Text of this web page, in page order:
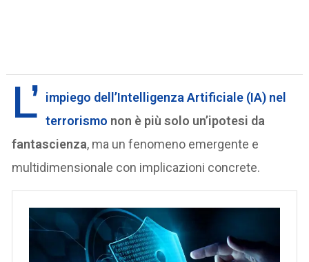
L’ impiego dell’Intelligenza Artificiale (IA) nel
terrorismo non è più solo un’ipotesi da
fantascienza, ma un fenomeno emergente e
multidimensionale con implicazioni concrete.